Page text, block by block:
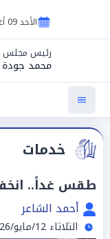
الأحد 09 أغسطس 2026
رئيس مجلس
محمد جودة
خدمات
طقس غداً..
أحمد الشاعر
الثلاثاء 12/مايو/2026 - 07:21 م